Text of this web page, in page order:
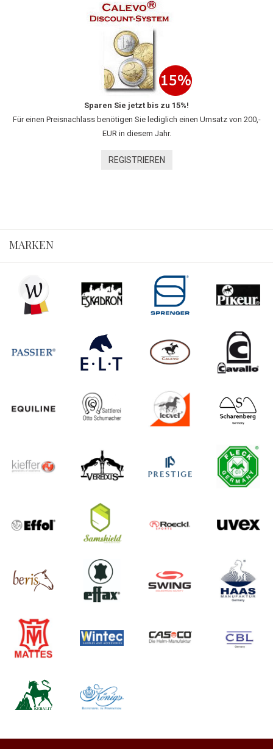
Sparen Sie jetzt bis zu 15%!
Für einen Preisnachlass benötigen Sie lediglich einen Umsatz von 200,-
EUR in diesem Jahr.
REGISTRIEREN
MARKEN